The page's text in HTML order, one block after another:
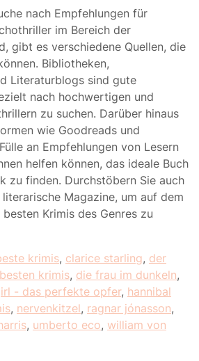
nach Empfehlungen für
im Bereich der
gibt es verschiedene Quellen, die
Bibliotheken,
Literaturblogs sind gute
nach hochwertigen und
zu suchen. Darüber hinaus
wie Goodreads und
an Empfehlungen von Lesern
helfen können, das ideale Buch
zu finden. Durchstöbern Sie auch
Magazine, um auf dem
Krimis des Genres zu
krimis, clarice starling, der
krimis, die frau im dunkeln,
- das perfekte opfer, hannibal
, nervenkitzel, ragnar jónasson,
, umberto eco, william von